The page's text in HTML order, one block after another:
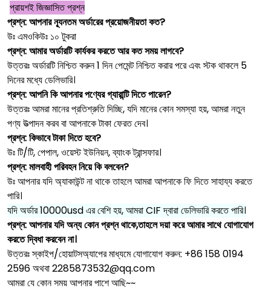
প্রায়শই জিজ্ঞাসিত প্রশ্ন
প্রশ্ন: আপনার ন্যূনতম অর্ডারের প্রয়োজনীয়তা কত?
উঃ এমওকিউঃ ১০ টুকরা
প্রশ্ন: আমার অর্ডারটি কার্যকর করতে আর কত সময় লাগবে?
উত্তরঃ অর্ডারটি নিশ্চিত করুন 1 দিন পেমেন্ট নিশ্চিত করার পরে এবং স্টক থাকলে 5
দিনের মধ্যে ডেলিভারি।
প্রশ্ন: আপনি কি আপনার পণ্যের গ্যারান্টি দিতে পারেন?
উত্তরঃ আমরা মানের প্রতিশ্রুতি দিচ্ছি, যদি মানের কোন সমস্যা হয়, আমরা নতুন
পণ্য উত্পাদন করব বা আপনাকে টাকা ফেরত দেব।
প্রশ্ন: কিভাবে টাকা দিতে হবে?
উঃ টি/টি, পেপাল, ওয়েস্ট ইউনিয়ন, ব্যাংক ট্রান্সফার।
প্রশ্ন: মালবাহী পরিবহন নিয়ে কি বলবেন?
উঃ আপনার যদি অ্যাকাউন্ট না থাকে তাহলে আমরা আপনাকে ফি দিতে সাহায্য করতে
পারি।
যদি অর্ডার 10000usd এর বেশি হয়, আমরা CIF দ্বারা ডেলিভারি করতে পারি।
প্রশ্ন: আপনার যদি অন্য কোন প্রশ্ন থাকে,তাহলে দয়া করে আমার সাথে যোগাযোগ
করতে দ্বিধা করবেন না।
উত্তরঃ স্কাইপ/হোয়াটসঅ্যাপের মাধ্যমে যোগাযোগ করুন: +86 158 0194
2596 অথবা 2285873532@qq.com
আমরা যে কোন সময় আপনার পাশে আছি~~